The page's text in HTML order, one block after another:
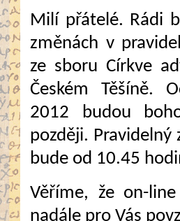
Milí přátelé. Rádi
změnách v
ze sboru Církve
Českém Těšíně.
2012 budou
později. Pravidelný
bude od 10.45
Věříme, že on-
nadále pro Vás